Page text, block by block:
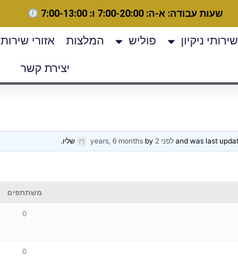
שעות עבודה: א-ה: 7:00-20:00 ו: 7:00-13:00
שירותי ניקיון פוליש המלצות אזורי שירות
יצירת קשר
לפני 2 years, 6 months by שליו.
משתתפים
0
0